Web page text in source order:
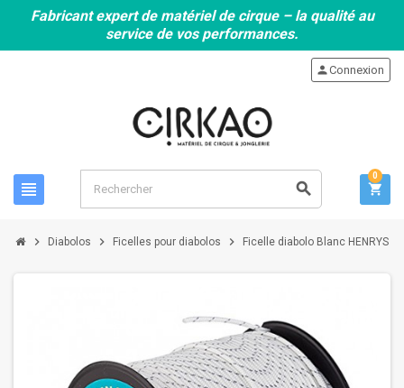
Fabricant expert de matériel de cirque – la qualité au
service de vos performances.
view_headline search
personConnexion
shopping_cart
0
chevron_right Diabolos chevron_right Ficelles pour diabolos chevron_right Ficelle diabolo Blanc HENRYS